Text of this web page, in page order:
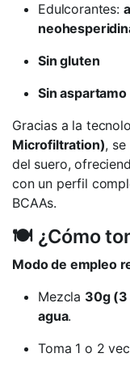
Edulcorantes:
Sin gluten
Sin aspartamo
Gracias a la
Microfiltration),
del suero,
con un perfil
BCAAs.
🍽️ ¿Cómo
Modo de empleo
Mezcla 30g (3
agua.
Toma 1 o 2